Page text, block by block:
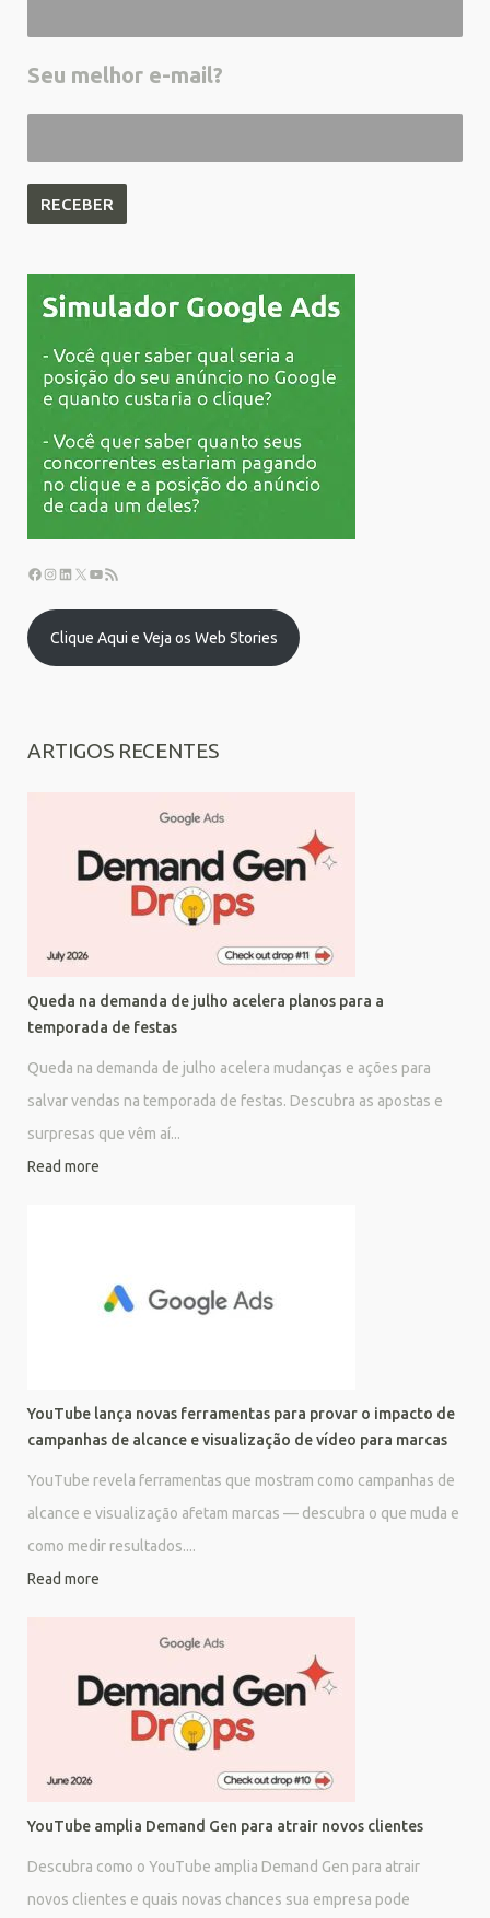
Seu melhor e-mail?
Clique Aqui e Veja os Web Stories
ARTIGOS RECENTES
Queda na demanda de julho acelera planos para a
temporada de festas
Queda na demanda de julho acelera mudanças e ações para
salvar vendas na temporada de festas. Descubra as apostas e
surpresas que vêm aí...
Read more
YouTube lança novas ferramentas para provar o impacto de
campanhas de alcance e visualização de vídeo para marcas
YouTube revela ferramentas que mostram como campanhas de
alcance e visualização afetam marcas — descubra o que muda e
como medir resultados....
Read more
YouTube amplia Demand Gen para atrair novos clientes
Descubra como o YouTube amplia Demand Gen para atrair
novos clientes e quais novas chances sua empresa pode